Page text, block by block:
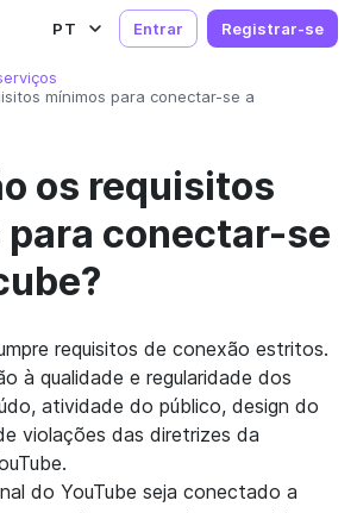
PT Entrar Registrar-se
mínimos para conectar-se a
os requisitos
para conectar-se
requisitos de conexão estritos.
à qualidade e regularidade dos
atividade do público, design do
violações das diretrizes da
do YouTube seja conectado a